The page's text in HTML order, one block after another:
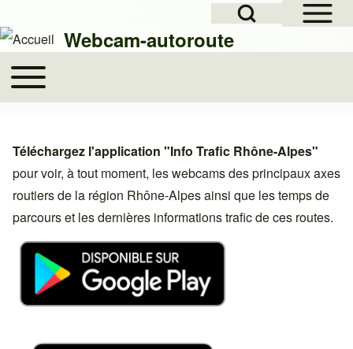
Close search
Rechercher
Webcam-autoroute
Main navigation
Toggle main menu
Téléchargez l'application "Info Trafic Rhône-Alpes"
pour voir, à tout moment, les webcams des principaux axes
routiers de la région Rhône-Alpes ainsi que les temps de
parcours et les dernières informations trafic de ces routes.